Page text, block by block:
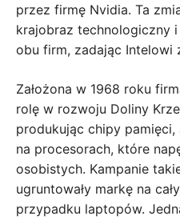
przez firmę Nvidia. Ta
krajobraz technologiczny
obu firm, zadając Intelowi
Założona w 1968 roku
rolę w rozwoju Doliny
produkując chipy
na procesorach, które
osobistych. Kampanie
ugruntowały markę na
przypadku laptopów.